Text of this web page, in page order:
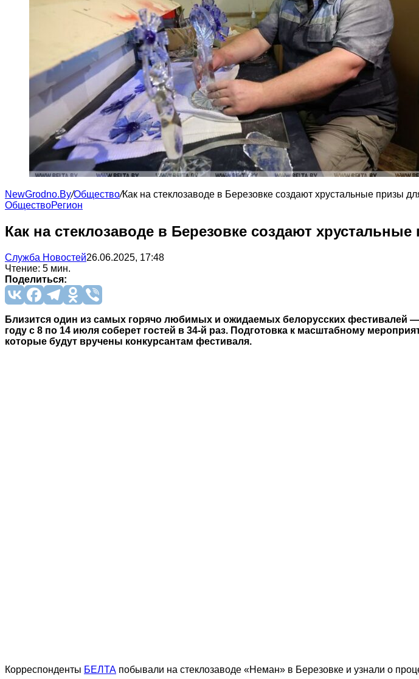
NewGrodno.By/Общество/Как на стеклозаводе в Березовке создают хрустальные призы
ОбществоРегион
Как на стеклозаводе в Березовке создают
Служба Новостей26.06.2025, 17:48
Чтение: 5 мин.
Поделиться:
Близится один из самых горячо любимых и ожидаемых белорусских фестивалей
году с 8 по 14 июля соберет гостей в 34-й раз. Подготовка к масштабному
которые будут вручены конкурсантам фестиваля.
Корреспонденты БЕЛТА побывали на стеклозаводе «Неман» в Березовке и узнали о